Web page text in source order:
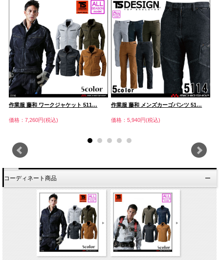
作業服 藤和 ワークジャケット 511…
価格：7,260円(税込)
作業服 藤和 メンズカーゴパンツ 51…
価格：5,940円(税込)
コーディネート商品